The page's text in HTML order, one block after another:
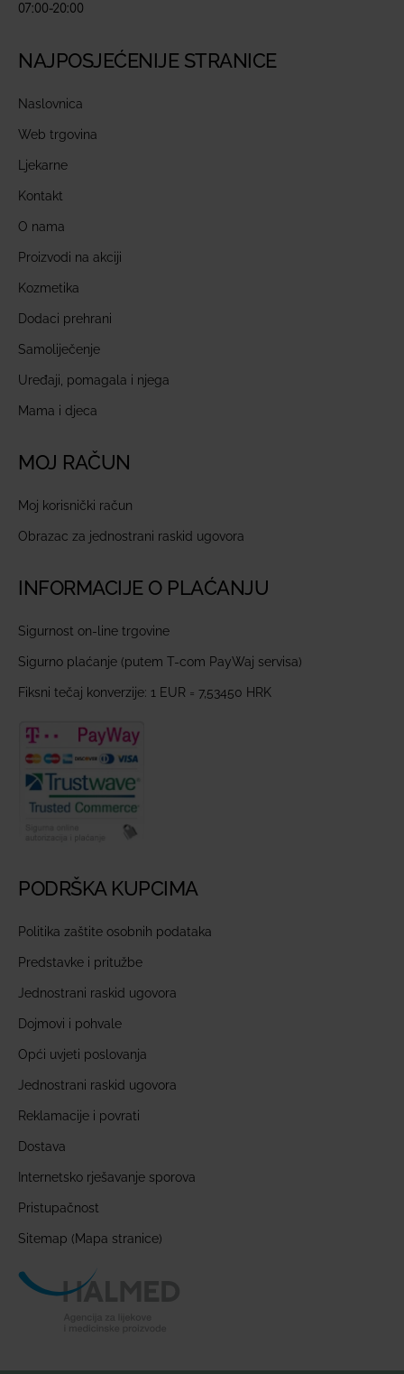
07:00-20:00
NAJPOSJEĆENIJE STRANICE
Naslovnica
Web trgovina
Ljekarne
Kontakt
O nama
Proizvodi na akciji
Kozmetika
Dodaci prehrani
Samoliječenje
Uređaji, pomagala i njega
Mama i djeca
MOJ RAČUN
Moj korisnički račun
Obrazac za jednostrani raskid ugovora
INFORMACIJE O PLAĆANJU
Sigurnost on-line trgovine
Sigurno plaćanje (putem T-com PayWaj servisa)
Fiksni tečaj konverzije: 1 EUR = 7,53450 HRK
PODRŠKA KUPCIMA
Politika zaštite osobnih podataka
Predstavke i pritužbe
Jednostrani raskid ugovora
Dojmovi i pohvale
Opći uvjeti poslovanja
Jednostrani raskid ugovora
Reklamacije i povrati
Dostava
Internetsko rješavanje sporova
Pristupačnost
Sitemap (Mapa stranice)